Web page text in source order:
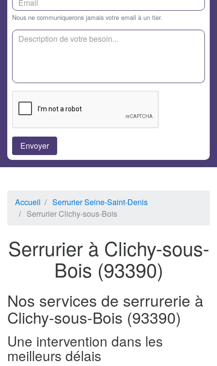
Nous ne communiquerons jamais votre email à un tier.
Accueil
Serrurier Seine-Saint-Denis
Serrurier Clichy-sous-Bois
Serrurier à Clichy-sous-
Bois (93390)
Nos services de serrurerie à
Clichy-sous-Bois (93390)
Une intervention dans les
meilleurs délais